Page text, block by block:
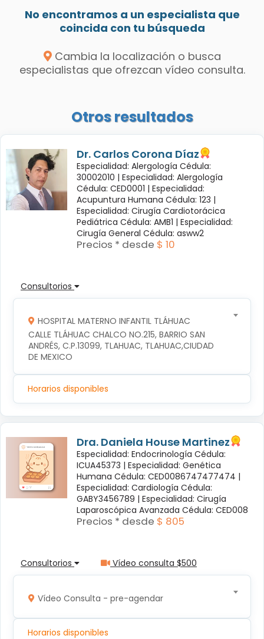
No encontramos a un especialista que
coincida con tu búsqueda
Cambia la localización o busca
especialistas que ofrezcan vídeo consulta.
Otros resultados
Dr. Carlos Corona Díaz
Especialidad: Alergología Cédula:
30002010 | Especialidad: Alergología
Cédula: CED0001 | Especialidad:
Acupuntura Humana Cédula: 123 |
Especialidad: Cirugía Cardiotorácica
Pediátrica Cédula: AMB1 | Especialidad:
Cirugía General Cédula: asww2
Precios * desde $ 10
Consultorios
HOSPITAL MATERNO INFANTIL TLÁHUAC
CALLE TLÁHUAC CHALCO NO.215, BARRIO SAN
ANDRÉS, C.P.13099, TLAHUAC, TLAHUAC,CIUDAD
DE MEXICO
Horarios disponibles
Dra. Daniela House Martinez
Especialidad: Endocrinología Cédula:
ICUA45373 | Especialidad: Genética
Humana Cédula: CED0086747477474 |
Especialidad: Cardiología Cédula:
GABY3456789 | Especialidad: Cirugía
Laparoscópica Avanzada Cédula: CED008
Precios * desde $ 805
Consultorios Vídeo consulta $500
Vídeo Consulta - pre-agendar
Horarios disponibles